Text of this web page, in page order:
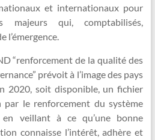
et internationaux pour
majeurs qui, comptabilisés,
l’émergence.
“renforcement de la qualité des
prévoit à l’image des pays
2020, soit disponible, un fichier
le renforcement du système
veillant à ce qu’une bonne
connaisse l’intérêt, adhère et